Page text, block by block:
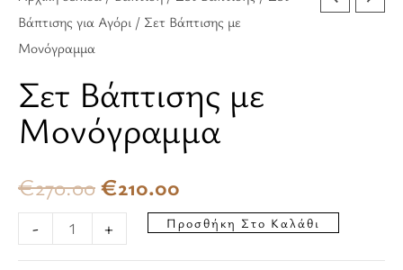
Βάπτισης για Αγόρι / Σετ Βάπτισης με
Μονόγραμμα
Σετ Βάπτισης με
Μονόγραμμα
€270.00€210.00
- + Προσθήκη Στο Καλάθι